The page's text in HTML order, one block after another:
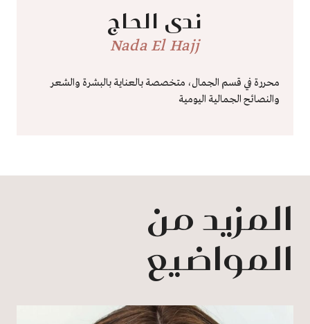
ندى الحاج
Nada El Hajj
محررة في قسم الجمال، متخصصة بالعناية بالبشرة والشعر
والنصائح الجمالية اليومية
المزيد من
المواضيع